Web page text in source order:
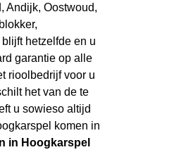
Andijk, Oostwoud,
hetzelfde en u
garantie op alle
rioolbedrijf voor u
het van de te
u sowieso altijd
komen in
in Hoogkarspel